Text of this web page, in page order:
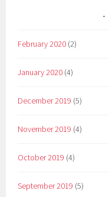
February 2020 (2)
January 2020 (4)
December 2019 (5)
November 2019 (4)
October 2019 (4)
September 2019 (5)